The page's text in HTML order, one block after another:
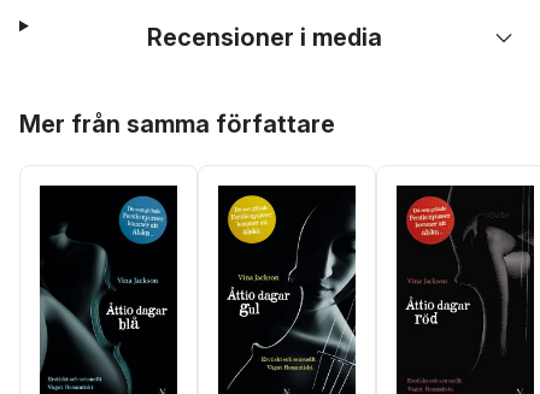
Recensioner i media
Mer från samma författare